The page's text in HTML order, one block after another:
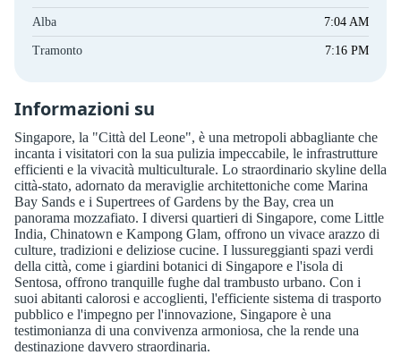
Alba 7:04 AM
Tramonto 7:16 PM
Informazioni su
Singapore, la "Città del Leone", è una metropoli abbagliante che
incanta i visitatori con la sua pulizia impeccabile, le infrastrutture
efficienti e la vivacità multiculturale. Lo straordinario skyline della
città-stato, adornato da meraviglie architettoniche come Marina
Bay Sands e i Supertrees of Gardens by the Bay, crea un
panorama mozzafiato. I diversi quartieri di Singapore, come Little
India, Chinatown e Kampong Glam, offrono un vivace arazzo di
culture, tradizioni e deliziose cucine. I lussureggianti spazi verdi
della città, come i giardini botanici di Singapore e l'isola di
Sentosa, offrono tranquille fughe dal trambusto urbano. Con i
suoi abitanti calorosi e accoglienti, l'efficiente sistema di trasporto
pubblico e l'impegno per l'innovazione, Singapore è una
testimonianza di una convivenza armoniosa, che la rende una
destinazione davvero straordinaria.